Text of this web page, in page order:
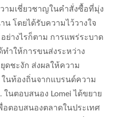
วามเชี่ยวชาญในคำสั่งซื้อที่มุ่ง
น โดยได้รับความไว้วางใจ
ย่างไรก็ตาม การแพร่ระบาด
ทำให้การขนส่งระหว่าง
ดชะงัก ส่งผลให้ความ
ในท้องถิ่นจากแบรนด์ความ
นตอบสนอง Lomei ได้ขยาย
อตอบสนองตลาดในประเทศ